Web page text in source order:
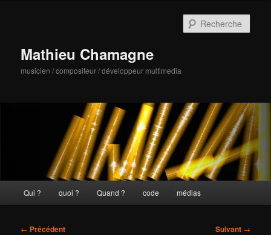
Mathieu Chamagne
musicien / compositeur / développeur multimedia
principal
Qui ? quoi ? Quand ? code médias
Navigation
← Précédent Suivant →